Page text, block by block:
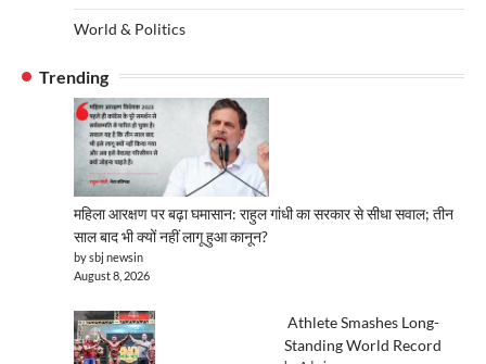
World & Politics
Trending
महिला आरक्षण पर बढ़ा घमासान: राहुल गांधी का सरकार से सीधा सवाल; तीन
साल बाद भी क्यों नहीं लागू हुआ कानून?
by sbj newsin
August 8, 2026
Athlete Smashes Long-
Standing World Record